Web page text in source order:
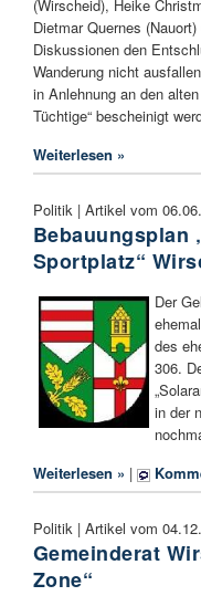
(Wirscheid), Heike
Dietmar Quernes
Diskussionen den
Wanderung nicht
in Anlehnung an den
Tüchtige“ bescheinigt
Weiterlesen »
Politik | Artikel vom
Bebauungsplan
Sportplatz“
Der
des
306.
in der
Weiterlesen » |
Politik | Artikel vom
Gemeinderat
Zone“